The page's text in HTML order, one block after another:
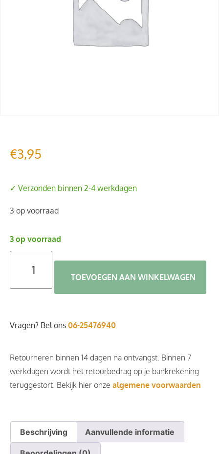
€3,95
✓ Verzonden binnen 2-4 werkdagen
3 op voorraad
3 op voorraad
TOEVOEGEN AAN WINKELWAGEN
Vragen? Bel ons 06-25476940
Retourneren binnen 14 dagen na ontvangst. Binnen 7
werkdagen wordt het retourbedrag op je bankrekening
teruggestort. Bekijk hier onze algemene voorwaarden
Beschrijving Aanvullende informatie